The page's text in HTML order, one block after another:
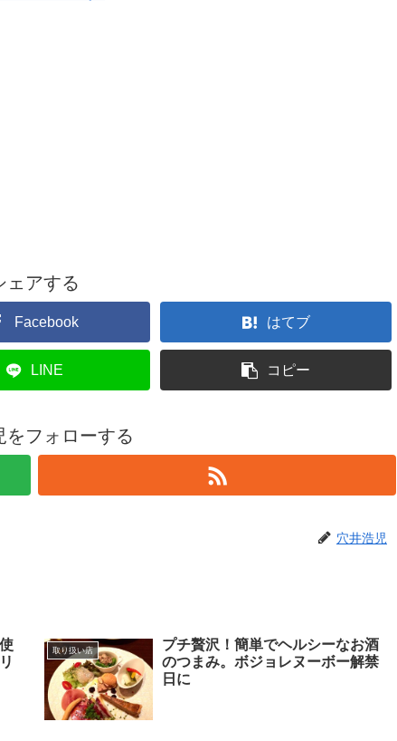
ェアする
Facebook はてブ
LINE コピー
をフォローする
穴井浩児
取り扱い店
プチ贅沢！簡単でヘルシーなお酒
のつまみ。ボジョレヌーボー解禁
日に